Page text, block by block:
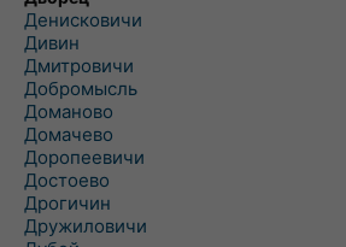
Денисковичи
Дивин
Дмитровичи
Добромысль
Доманово
Домачево
Доропеевичи
Достоево
Дрогичин
Дружиловичи